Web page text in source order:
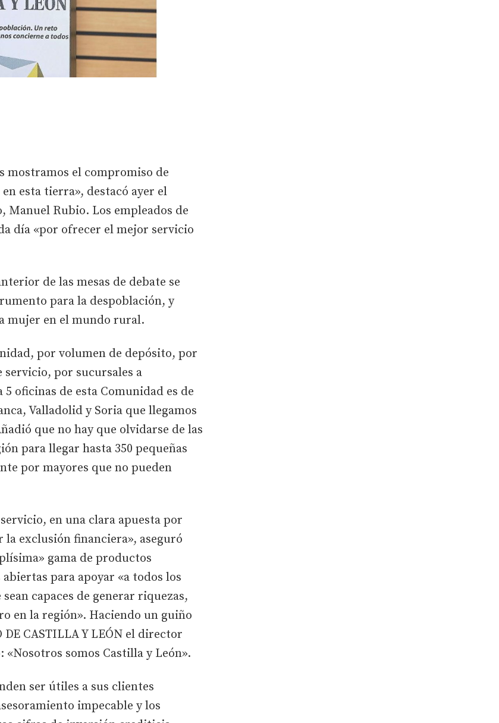
mostramos el compromiso de
esta tierra», destacó ayer el
Rubio. Los empleados de
día «por ofrecer el mejor servicio
de las mesas de debate se
para la despoblación, y
mujer en el mundo rural.
por volumen de depósito, por
por sucursales a
oficinas de esta Comunidad es de
Valladolid y Soria que llegamos
que no hay que olvidarse de las
para llegar hasta 350 pequeñas
por mayores que no pueden
en una clara apuesta por
exclusión financiera», aseguró
gama de productos
para apoyar «a todos los
capaces de generar riquezas,
en la región». Haciendo un guiño
CASTILLA Y LEÓN el director
somos Castilla y León».
ser útiles a sus clientes
impecable y los